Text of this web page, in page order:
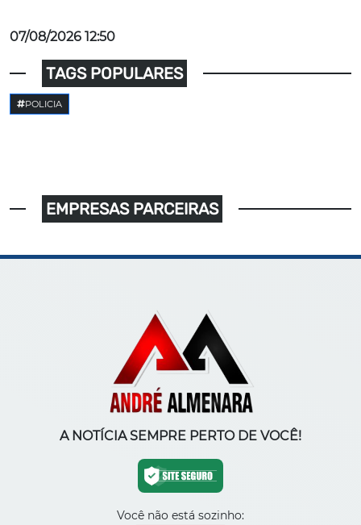
07/08/2026 12:50
TAGS POPULARES
POLICIA
EMPRESAS PARCEIRAS
A NOTÍCIA SEMPRE PERTO DE VOCÊ!
Você não está sozinho: